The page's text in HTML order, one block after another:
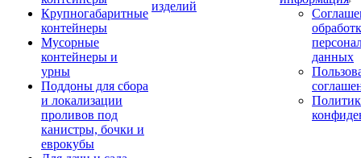
Крупногабаритные
контейнеры
Мусорные
контейнеры и
урны
Поддоны для сбора
и локализации
проливов под
канистры, бочки и
еврокубы
изделий
данных